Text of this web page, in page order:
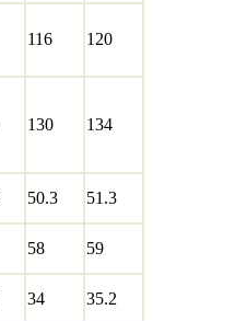
116 120
130 134
50.3 51.3
58 59
34 35.2